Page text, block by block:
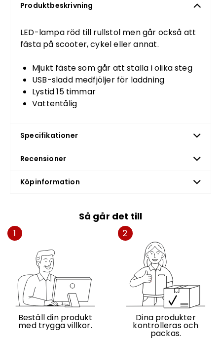
Produktbeskrivning
LED-lampa röd till rullstol men går också att
fästa på scooter, cykel eller annat.
Mjukt fäste som går att ställa i olika steg
USB-sladd medfjöljer för laddning
Lystid 15 timmar
Vattentålig
Specifikationer
Recensioner
Köpinformation
Så går det till
1
Beställ din produkt
med trygga villkor.
2
Dina produkter
kontrolleras och
packas.